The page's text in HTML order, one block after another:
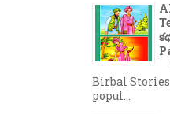
Birbal
popul...